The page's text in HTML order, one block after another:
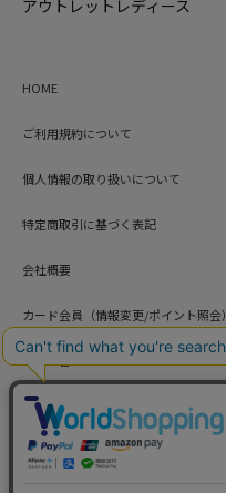
アウトレットレディース
HOME
ご利用規約について
個人情報の取り扱いについて
特定商取引に基づく表記
会社概要
カード会員（情報変更/ポイント照会）